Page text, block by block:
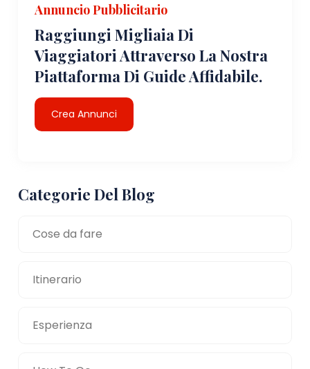
Annuncio Pubblicitario
Raggiungi Migliaia Di
Viaggiatori Attraverso La Nostra
Piattaforma Di Guide Affidabile.
Crea Annunci
Categorie Del Blog
Cose da fare
Itinerario
Esperienza